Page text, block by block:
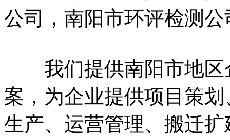
公司，南阳市环评检测公
我们提供南阳市地区
案，为企业提供项目策
生产、运营管理、搬迁